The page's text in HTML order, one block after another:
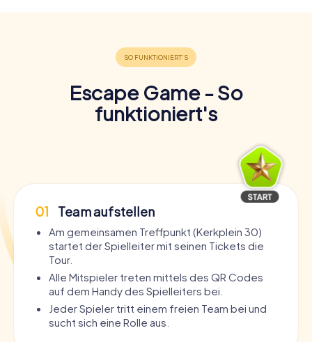
Escape Game - So
funktioniert's
01 Team aufstellen
Am gemeinsamen Treffpunkt (Kerkplein 30)
startet der Spielleiter mit seinen Tickets die
Tour.
Alle Mitspieler treten mittels des QR Codes
auf dem Handy des Spielleiters bei.
Jeder Spieler tritt einem freien Team bei und
sucht sich eine Rolle aus.